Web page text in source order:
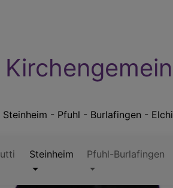
- Pfuhl - Burlafingen -
Steinheim Pfuhl-Burlafingen